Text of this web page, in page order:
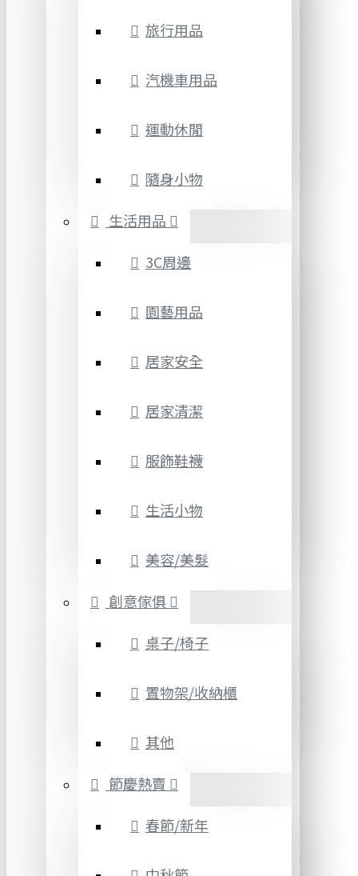
旅行用品
汽機車用品
運動休閒
隨身小物
生活用品
3C周邊
園藝用品
居家安全
居家清潔
服飾鞋襪
生活小物
美容/美髮
創意傢俱
桌子/椅子
置物架/收納櫃
其他
節慶熱賣
春節/新年